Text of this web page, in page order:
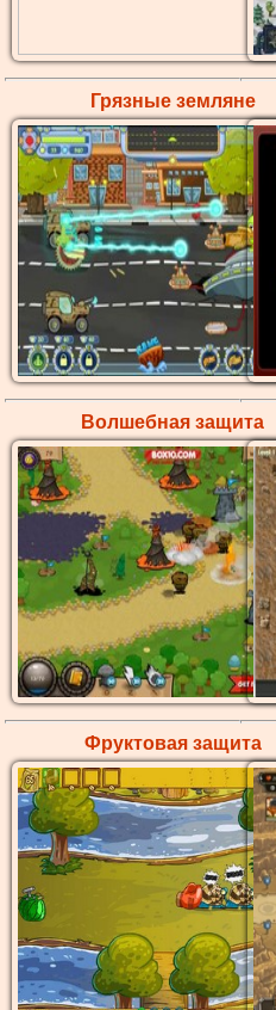
Грязные земляне
Волшебная защита
Фруктовая защита